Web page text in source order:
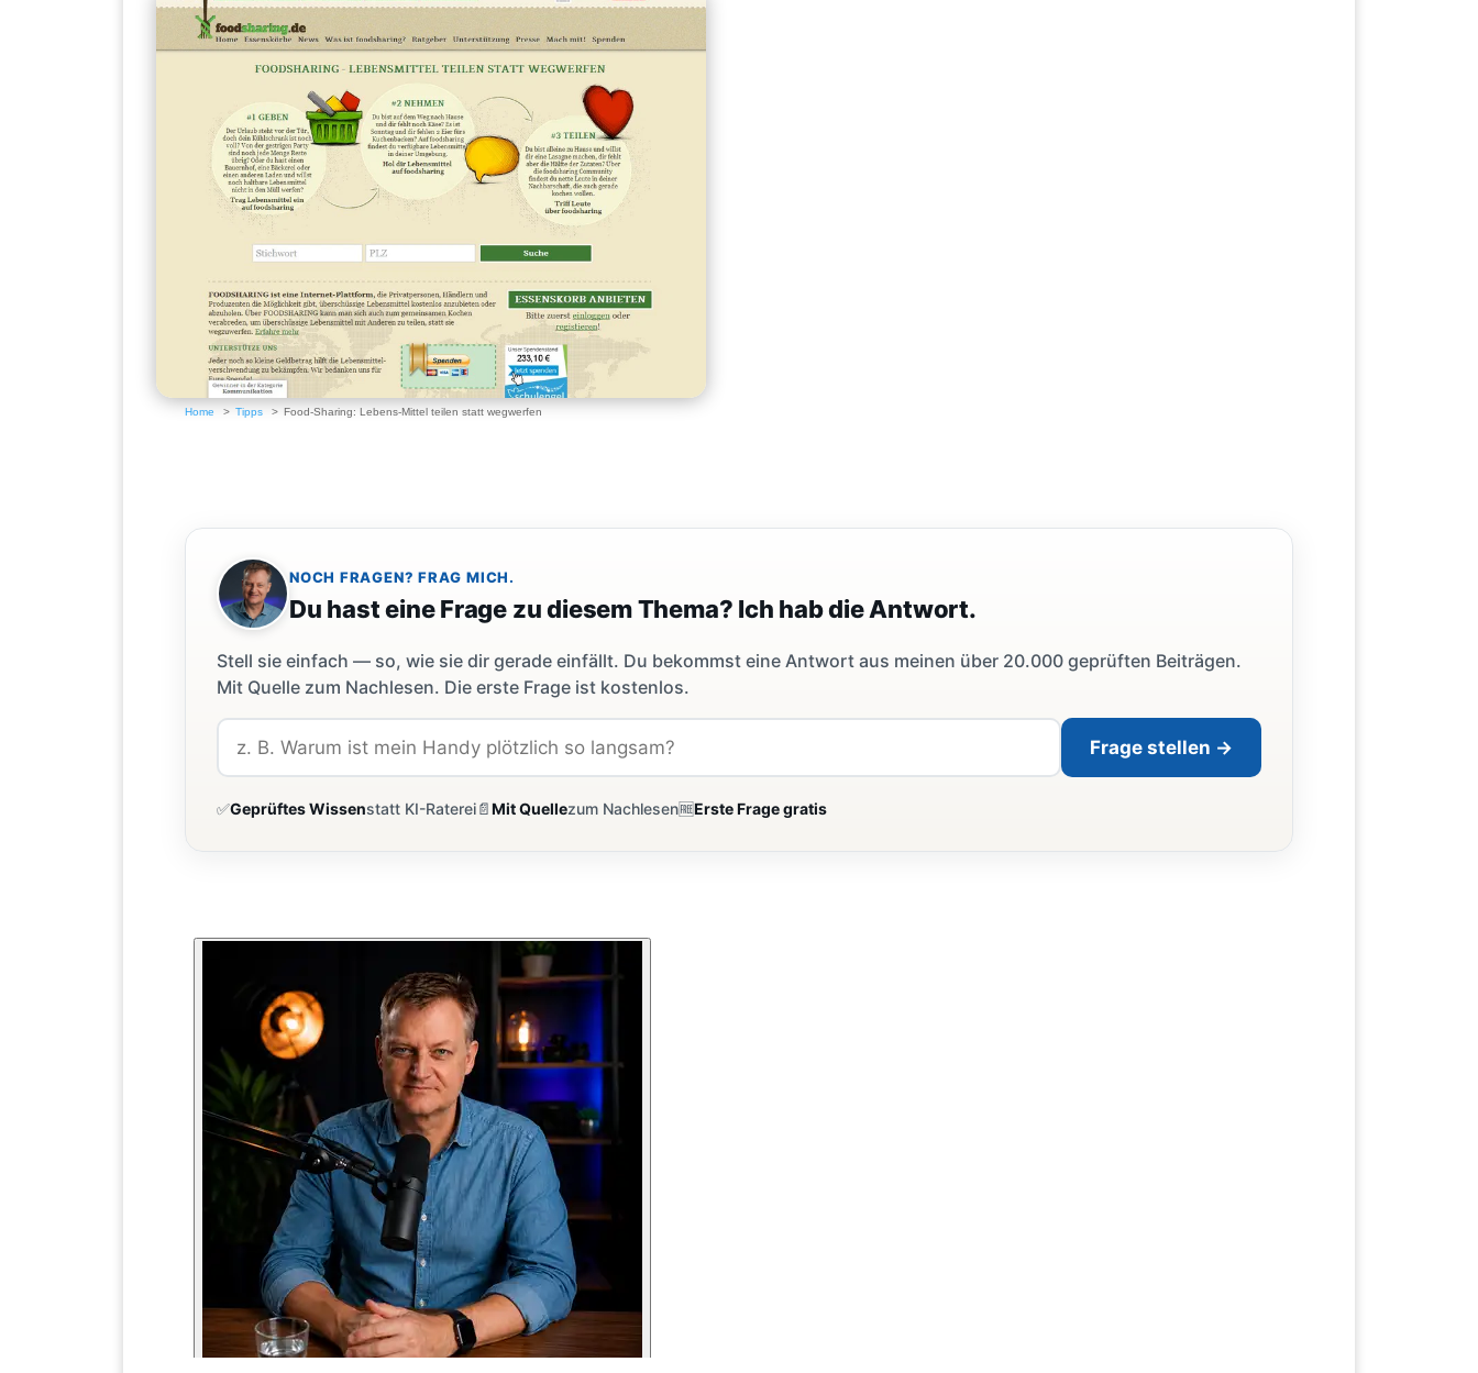
Home Tipps Food-Sharing: Lebens-Mittel teilen statt wegwerfen
NOCH FRAGEN? FRAG MICH.
Du hast eine Frage zu diesem Thema? Ich hab die Antwort.
Stell sie einfach — so, wie sie dir gerade einfällt. Du bekommst eine Antwort aus meinen über 20.000 geprüften Beiträgen.
Mit Quelle zum Nachlesen. Die erste Frage ist kostenlos.
Frage stellen →
✅Geprüftes Wissenstatt KI-Raterei📄Mit Quellezum Nachlesen🆓Erste Frage gratis